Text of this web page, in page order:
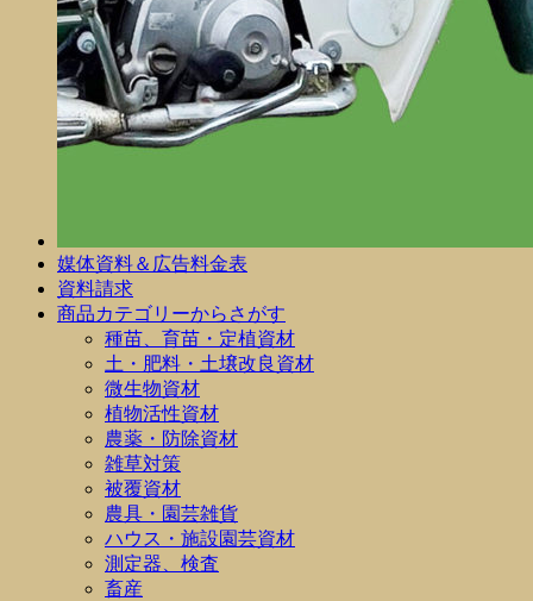
媒体資料＆広告料金表
資料請求
商品カテゴリーからさがす
種苗、育苗・定植資材
土・肥料・土壌改良資材
微生物資材
植物活性資材
農薬・防除資材
雑草対策
被覆資材
農具・園芸雑貨
ハウス・施設園芸資材
測定器、検査
畜産